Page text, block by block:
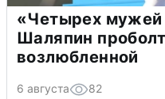
«Четырех мужей
Шаляпин
возлюбленной
6 августа 82